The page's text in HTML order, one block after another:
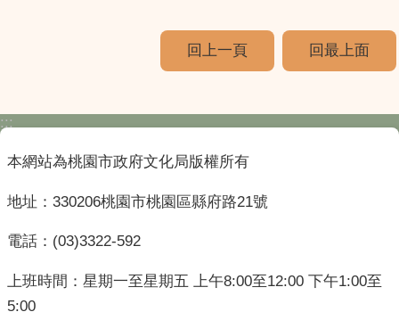
回上一頁 回最上面
:::
本網站為桃園市政府文化局版權所有
地址：330206桃園市桃園區縣府路21號
電話：(03)3322-592
上班時間：星期一至星期五 上午8:00至12:00 下午1:00至
5:00